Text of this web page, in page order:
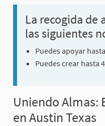
La recogida de
las siguientes
Puedes apoyar
Puedes crear hasta
Uniendo Almas:
en Austin Texas